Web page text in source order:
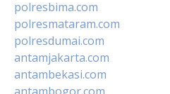
polresbima.com
polresmataram.com
polresdumai.com
antamjakarta.com
antambekasi.com
antambogor.com